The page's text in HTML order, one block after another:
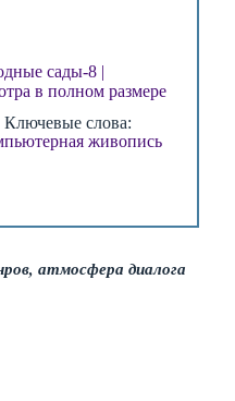
в полном размере
Ключевые слова:
живопись
атмосфера диалога